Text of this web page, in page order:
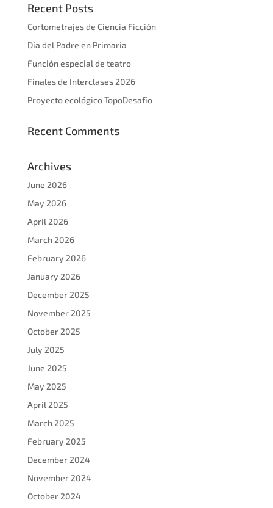
Recent Posts
Cortometrajes de Ciencia Ficción
Día del Padre en Primaria
Función especial de teatro
Finales de Interclases 2026
Proyecto ecológico TopoDesafío
Recent Comments
Archives
June 2026
May 2026
April 2026
March 2026
February 2026
January 2026
December 2025
November 2025
October 2025
July 2025
June 2025
May 2025
April 2025
March 2025
February 2025
December 2024
November 2024
October 2024